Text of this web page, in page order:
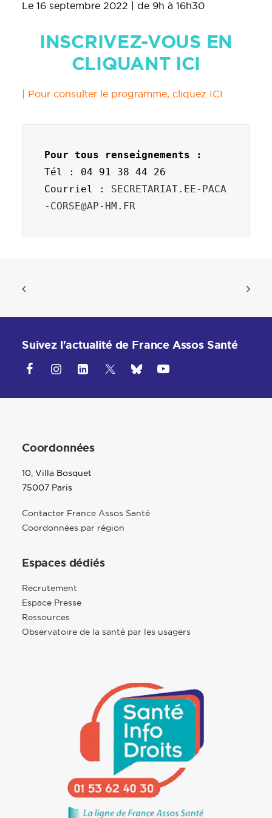
Le 16 septembre 2022 | de 9h à 16h30
INSCRIVEZ-VOUS EN
CLIQUANT ICI
| Pour consulter le programme, cliquez ICI
Pour tous renseignements :
Tél : 04 91 38 44 26
Courriel : SECRETARIAT.EE-PACA
-CORSE@AP-HM.FR
Suivez l'actualité de France Assos Santé
Coordonnées
10, Villa Bosquet
75007 Paris
Contacter France Assos Santé
Coordonnées par région
Espaces dédiés
Recrutement
Espace Presse
Ressources
Observatoire de la santé par les usagers